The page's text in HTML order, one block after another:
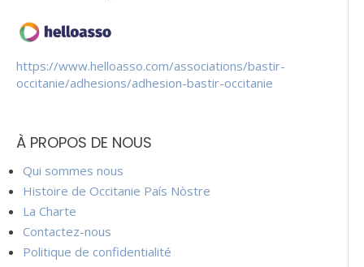
https://www.helloasso.com/associations/bastir-
occitanie/adhesions/adhesion-bastir-occitanie
À PROPOS DE NOUS
Qui sommes nous
Histoire de Occitanie País Nòstre
La Charte
Contactez-nous
Politique de confidentialité